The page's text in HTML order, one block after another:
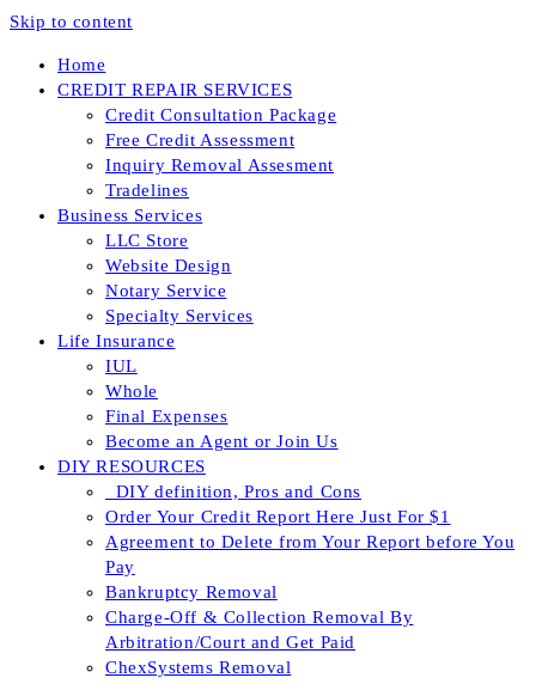
Skip to content
Home
CREDIT REPAIR SERVICES
Credit Consultation Package
Free Credit Assessment
Inquiry Removal Assesment
Tradelines
Business Services
LLC Store
Website Design
Notary Service
Specialty Services
Life Insurance
IUL
Whole
Final Expenses
Become an Agent or Join Us
DIY RESOURCES
_DIY definition, Pros and Cons
Order Your Credit Report Here Just For $1
Agreement to Delete from Your Report before You
Pay
Bankruptcy Removal
Charge-Off & Collection Removal By
Arbitration/Court and Get Paid
ChexSystems Removal